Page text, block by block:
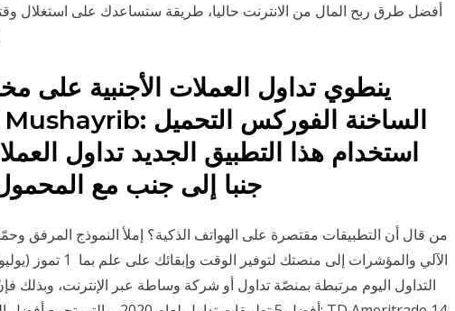
أفضل طرق ربح المال من الانترنت حاليا، طريقة ستساعدك على استغلال
ينطوي تداول العملات الأجنبية
استخدام هذا التطبيق الجديد تداول
جنبا إلى جنب مع
من قال أن التطبيقات مقتصرة على الهواتف الذكية؟ إملأ النموذج المرفق
التداول اليوم مرتبطة بمنصّة تداول أو شركة وساطة عبر الإنترنت، وبذلك